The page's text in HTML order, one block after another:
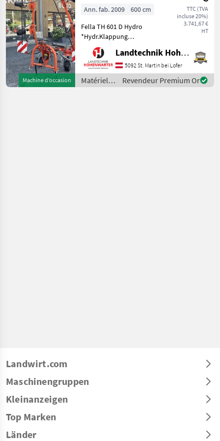
Machine d’occasion
TTC (TVA
incluse 20%)
3.741,67 €
HT
Ann. fab. 2009
600 cm
Fella TH 601 D Hydro
*Hydr.Klappung
*Gelenkwelle *Warnrafeln
Nachstehend finden Sie
ähnliche Suchbegriffe und
alternative Bezeichnungen
für Kreisler Keywords: Kreis
Landtechnik Hohenwarter GmbH
5092 St. Martin bei Lofer
Matériels
de
Revendeur Premium Or
Landwirt.com
Maschinengruppen
Kleinanzeigen
Top Marken
Länder